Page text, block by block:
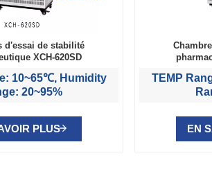
d'essai de stabilité
XCH-620SD
10~65℃, Humidity
20~95%
PLUS
TEMP
EN